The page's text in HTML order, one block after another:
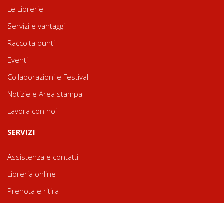
Le Librerie
Servizi e vantaggi
Raccolta punti
Eventi
Collaborazioni e Festival
Notizie e Area stampa
Lavora con noi
SERVIZI
Assistenza e contatti
Libreria online
Prenota e ritira